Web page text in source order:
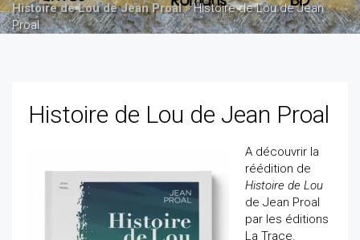
Histoire de Lou de Jean Proal»Histoire de Lou de Jean
Proal
Histoire de Lou de Jean Proal
A découvrir la
réédition de
Histoire de Lou
de Jean Proal
par les éditions
La Trace.